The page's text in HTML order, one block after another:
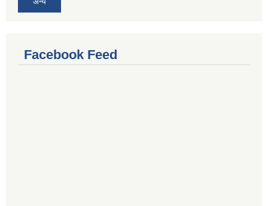
Facebook Feed